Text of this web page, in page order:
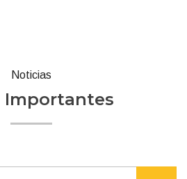
Noticias
Importantes